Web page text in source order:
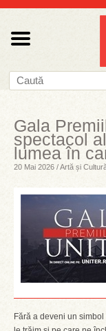
Gala
spectacol
lumea în
20 Mai 2026 / Artă și
Fără a deveni un